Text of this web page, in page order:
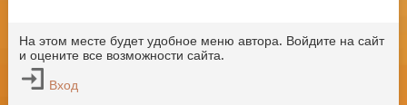
На этом месте будет удобное меню автора. Войдите на сайт
и оцените все возможности сайта.
Вход